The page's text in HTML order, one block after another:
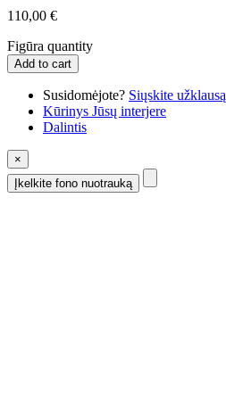
110,00 €
Figūra quantity
Add to cart
Susidomėjote? Siųskite užklausą
Kūrinys Jūsų interjere
Dalintis
×
Įkelkite fono nuotrauką